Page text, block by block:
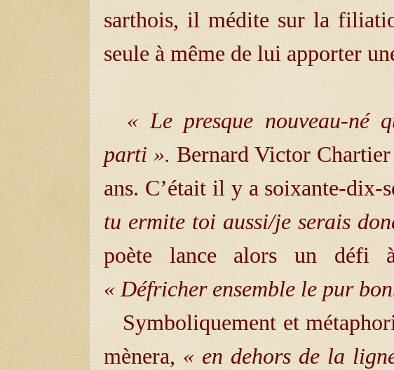
sarthois, il médite sur la
seule à même de lui apporter
« Le presque nouveau-né
parti ». Bernard Victor
ans. C’était il y a soixante-dix-
tu ermite toi aussi/je serais
poète lance alors un défi
« Défricher ensemble le pur
Symboliquement et
mènera, « en dehors de la